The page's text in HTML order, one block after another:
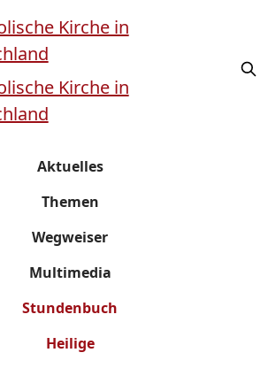
Aktuelles
Themen
Wegweiser
Multimedia
Stundenbuch
Heilige